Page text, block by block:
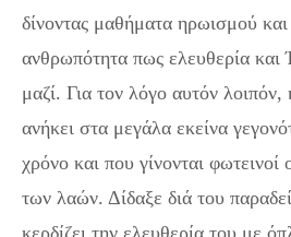
δίνοντας μαθήματα ηρωισμού και
ανθρωπότητα πως ελευθερία
μαζί. Για τον λόγο αυτόν λοιπόν,
ανήκει στα μεγάλα εκείνα
χρόνο και που γίνονται φωτεινοί
των λαών. Δίδαξε διά του
κερδίζει την ελευθερία του με